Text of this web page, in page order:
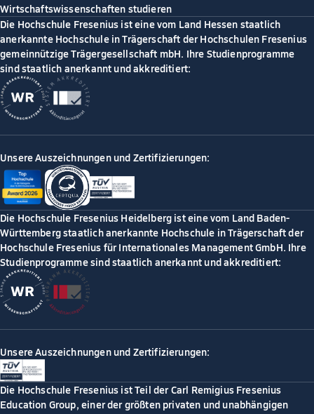
Wirtschaftswissenschaften studieren
Die Hochschule Fresenius ist eine vom Land Hessen staatlich
anerkannte Hochschule in Trägerschaft der Hochschulen Fresenius
gemeinnützige Trägergesellschaft mbH. Ihre Studienprogramme
sind staatlich anerkannt und akkreditiert:
Unsere Auszeichnungen und Zertifizierungen:
Die Hochschule Fresenius Heidelberg ist eine vom Land Baden-
Württemberg staatlich anerkannte Hochschule in Trägerschaft der
Hochschule Fresenius für Internationales Management GmbH. Ihre
Studienprogramme sind staatlich anerkannt und akkreditiert:
Unsere Auszeichnungen und Zertifizierungen:
Die Hochschule Fresenius ist Teil der Carl Remigius Fresenius
Education Group, einer der größten privaten und unabhängigen